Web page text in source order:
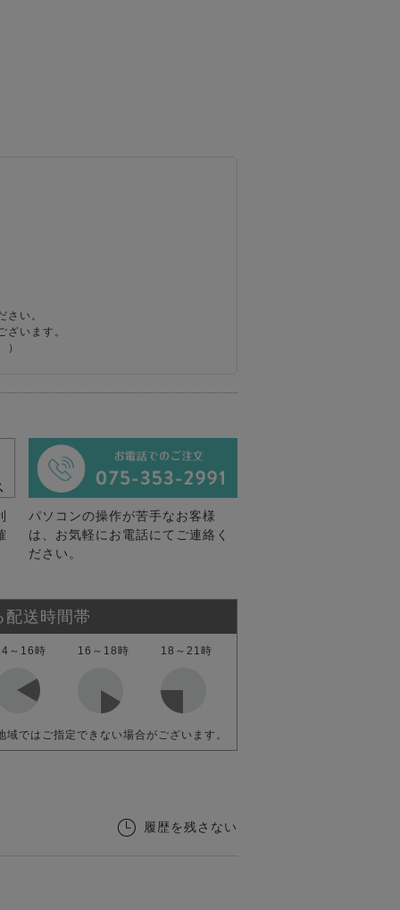
い。
います。
パソコンの操作が苦手なお客様
は、お気軽にお電話にてご連絡く
ださい。
配送時間帯
～16時 16～18時 18～21時
ではご指定できない場合がございます。
履歴を残さない